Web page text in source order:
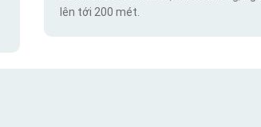
lên tới 200 mét.